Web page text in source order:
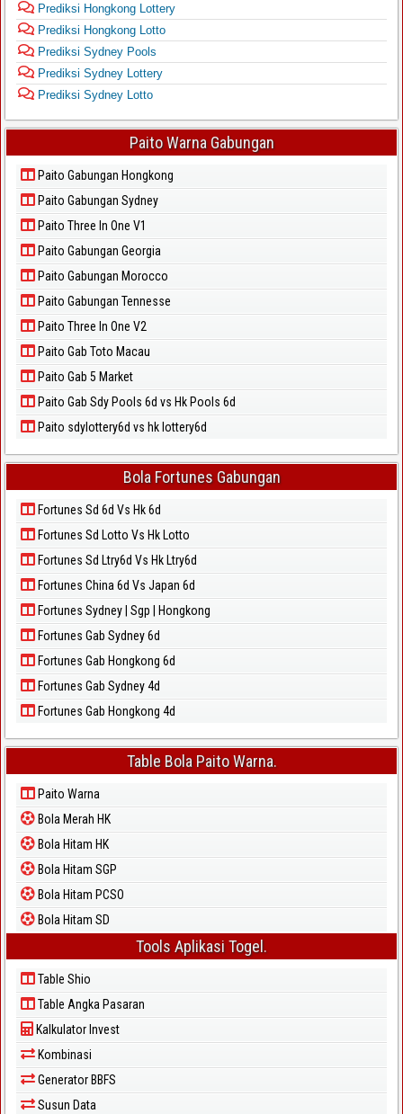
Prediksi Hongkong Lottery
Prediksi Hongkong Lotto
Prediksi Sydney Pools
Prediksi Sydney Lottery
Prediksi Sydney Lotto
Paito Warna Gabungan
Paito Gabungan Hongkong
Paito Gabungan Sydney
Paito Three In One V1
Paito Gabungan Georgia
Paito Gabungan Morocco
Paito Gabungan Tennesse
Paito Three In One V2
Paito Gab Toto Macau
Paito Gab 5 Market
Paito Gab Sdy Pools 6d vs Hk Pools 6d
Paito sdylottery6d vs hk lottery6d
Bola Fortunes Gabungan
Fortunes Sd 6d Vs Hk 6d
Fortunes Sd Lotto Vs Hk Lotto
Fortunes Sd Ltry6d Vs Hk Ltry6d
Fortunes China 6d Vs Japan 6d
Fortunes Sydney | Sgp | Hongkong
Fortunes Gab Sydney 6d
Fortunes Gab Hongkong 6d
Fortunes Gab Sydney 4d
Fortunes Gab Hongkong 4d
Table Bola Paito Warna.
Paito Warna
Bola Merah HK
Bola Hitam HK
Bola Hitam SGP
Bola Hitam PCSO
Bola Hitam SD
Tools Aplikasi Togel.
Table Shio
Table Angka Pasaran
Kalkulator Invest
Kombinasi
Generator BBFS
Susun Data